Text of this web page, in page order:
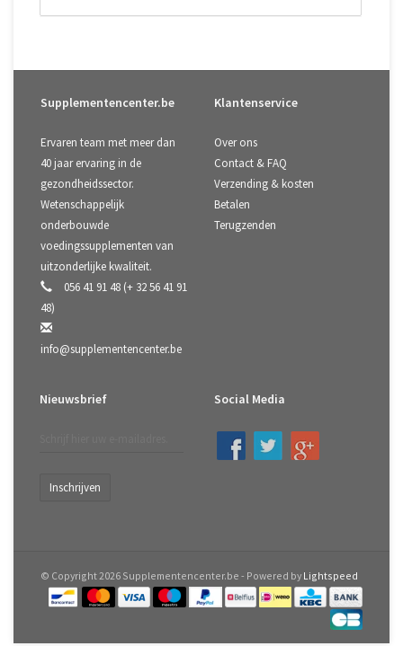
Supplementencenter.be
Ervaren team met meer dan
40 jaar ervaring in de
gezondheidssector.
Wetenschappelijk
onderbouwde
voedingssupplementen van
uitzonderlijke kwaliteit.
056 41 91 48 (+ 32 56 41 91
48)
info@supplementencenter.be
Klantenservice
Over ons
Contact & FAQ
Verzending & kosten
Betalen
Terugzenden
Nieuwsbrief
Inschrijven
Social Media
© Copyright 2026 Supplementencenter.be - Powered by Lightspeed